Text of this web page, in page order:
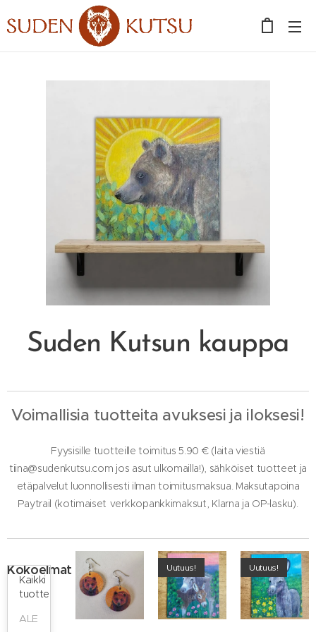
Suden Kutsun kauppa
Voimallisia tuotteita avuksesi ja iloksesi!
Fyysisille tuotteille toimitus 5.90 € (laita viestiä
tiina@sudenkutsu.com jos asut ulkomailla!), sähköiset tuotteet ja
etäpalvelut luonnollisesti ilman toimitusmaksua. Maksutapoina
Paytrail (kotimaiset verkkopankkimaksut, Klarna ja OP-lasku).
Kokoelmat
Kaikki
tuotteet
ALE
Uutuus! Uutuus!